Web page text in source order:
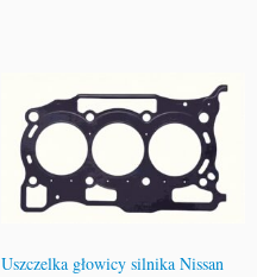
Uszczelka głowicy silnika Nissan